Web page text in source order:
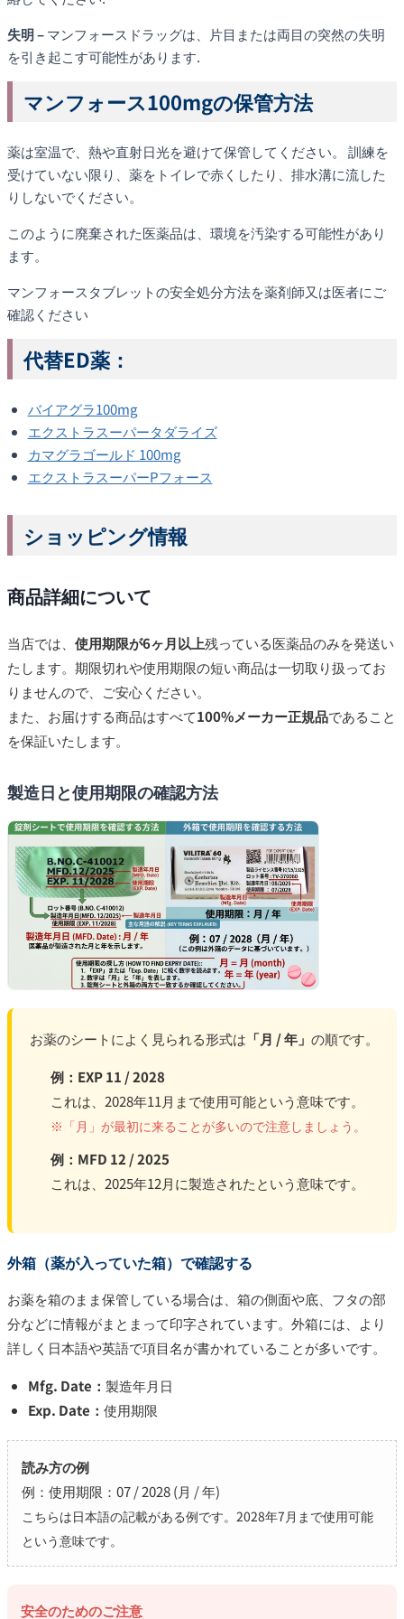
失明 –マンフォースドラッグは、片目または両目の突然の失明
を引き起こす可能性があります.
マンフォース100mgの保管方法
薬は室温で、熱や直射日光を避けて保管してください。 訓練を
受けていない限り、薬をトイレで赤くしたり、排水溝に流した
りしないでください。
このように廃棄された医薬品は、環境を汚染する可能性があり
ます。
マンフォースタブレットの安全処分方法を薬剤師又は医者にご
確認ください
代替ED薬：
バイアグラ100mg
エクストラスーパータダライズ
カマグラゴールド 100mg
エクストラスーパーPフォース
ショッピング情報
商品詳細について
当店では、 使用期限が6ヶ月以上残っている医薬品のみを発送い
たします。期限切れや使用期限の短い商品は一切取り扱ってお
りませんので、ご安心ください。
また、お届けする商品はすべて100%メーカー正規品であること
を保証いたします。
製造日と使用期限の確認方法
お薬のシートによく見られる形式は 「月 / 年」 の順です。
例：EXP 11 / 2028
これは、2028年11月まで使用可能という意味です。
※「月」が最初に来ることが多いので注意しましょう。
例：MFD 12 / 2025
これは、2025年12月に製造されたという意味です。
外箱（薬が入っていた箱）で確認する
お薬を箱のまま保管している場合は、箱の側面や底、フタの部
分などに情報がまとまって印字されています。外箱には、より
詳しく日本語や英語で項目名が書かれていることが多いです。
Mfg. Date： 製造年月日
Exp. Date： 使用期限
読み方の例
例：使用期限：07 / 2028 (月 / 年)
こちらは日本語の記載がある例です。2028年7月まで使用可能
という意味です。
安全のためのご注意